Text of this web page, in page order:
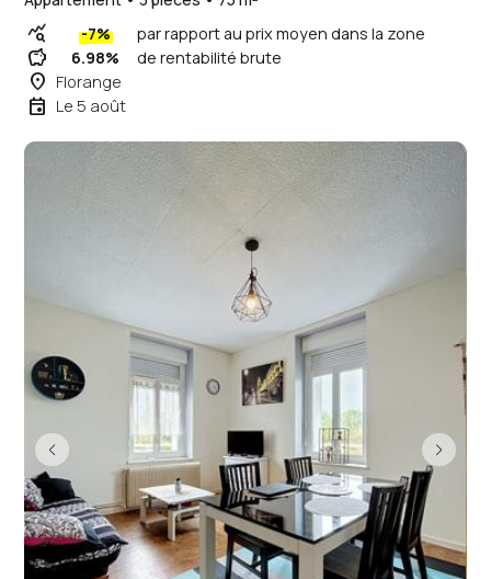
query_stats -7% par rapport au prix moyen dans la zone
savings 6.98% de rentabilité brute
place Florange
event Le 5 août